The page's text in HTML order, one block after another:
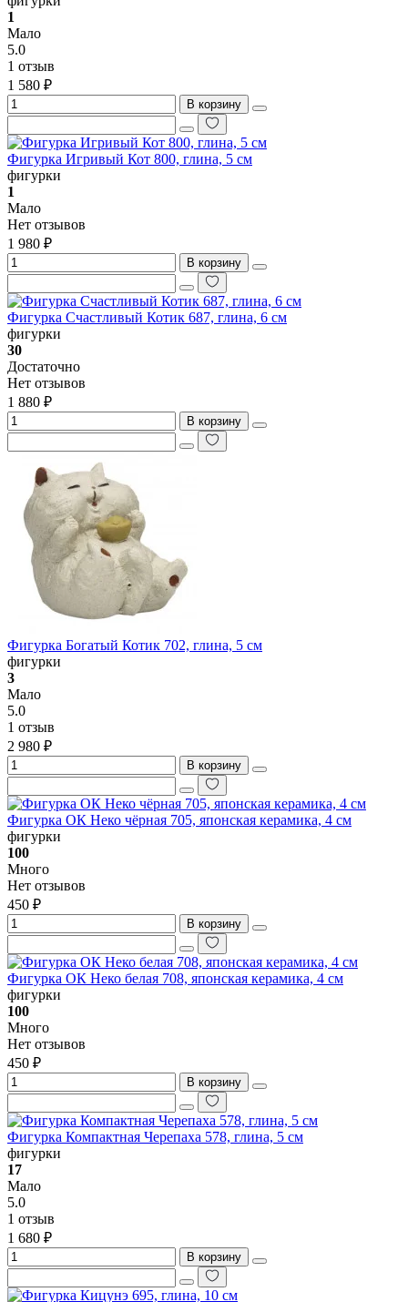
1
Мало
5.0
1 отзыв
1 580 ₽
В корзину
Фигурка Игривый Кот 800, глина, 5 см
фигурки
1
Мало
Нет отзывов
1 980 ₽
В корзину
Фигурка Счастливый Котик 687, глина, 6 см
фигурки
30
Достаточно
Нет отзывов
1 880 ₽
В корзину
Фигурка Богатый Котик 702, глина, 5 см
фигурки
3
Мало
5.0
1 отзыв
2 980 ₽
В корзину
Фигурка ОК Неко чёрная 705, японская керамика, 4 см
фигурки
100
Много
Нет отзывов
450 ₽
В корзину
Фигурка ОК Неко белая 708, японская керамика, 4 см
фигурки
100
Много
Нет отзывов
450 ₽
В корзину
Фигурка Компактная Черепаха 578, глина, 5 см
фигурки
17
Мало
5.0
1 отзыв
1 680 ₽
В корзину